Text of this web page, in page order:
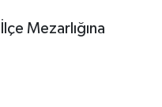
Mezarlığına